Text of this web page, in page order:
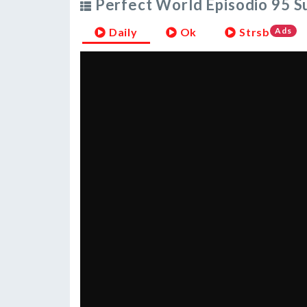
Perfect World Episodio 95
Daily Ok Strsb Ads